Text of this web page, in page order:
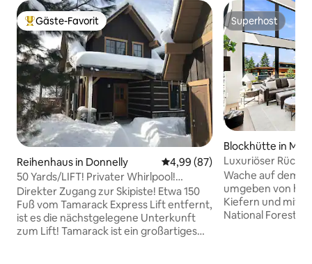
Beliebter Gäste-Favorit.
Gäste-Favorit
Reihenhaus in Donnelly Durchschnittliche Bewertung:
4,99 (87)
50 Yards/LIFT! Privater Whirlpool!
@Tamarack Resort
Direkter Zugang zur Skipiste! Etwa 150
Fuß vom Tamarack Express Lift entfernt,
ist es die nächstgelegene Unterkunft
zum Lift! Tamarack ist ein großartiges
Superhost
Superhost
Blockhütte in
Luxuriöser
Wandern •
Wache auf dem
umgeben von
Kiefern und mit
National Forest.